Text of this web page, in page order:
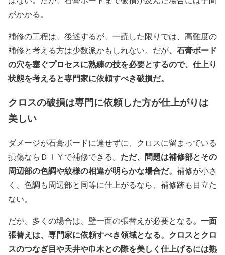
がかかる。
補修の工程は、後述するが、一読した限りでは、高難度の
補修と考える方は少数派かもしれない。だが、石膏ボード
の穴を塞ぐプロセスに熟練の技を必要とするので、仕上り
状態を考えると専門家に依頼すべき破損だ。
クロスの破損は専門に依頼した方が仕上がりは
美しい
ダメージが石膏ボードに達せずに、クロスに留まっている
損傷ならＤＩＹで補修できる。 ただ、問題は補修部とその
周辺部の色調や紋様の相違が明らかな場合だ。 補修が小さ
く、色調も周辺部と同等に仕上がるなら、補修跡も目立た
ない。
だが、多くの場合は、壁一面の張替えが必要となる。一面
張替えは、専門家に依頼すべき領域となる。クロスとクロ
スのつなぎ目や天井や巾木との際を美しく仕上げるには熟